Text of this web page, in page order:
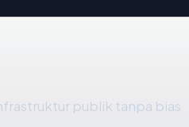
publik tanpa bias